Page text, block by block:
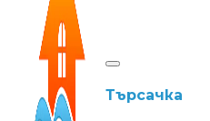
Търсачка